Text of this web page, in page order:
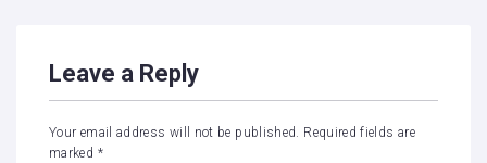
Leave a Reply
Your email address will not be published.
Required fields are
marked *